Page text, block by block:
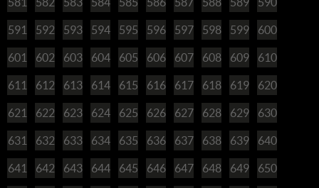
591 592 593 594 595 596 597 598 599 600
601 602 603 604 605 606 607 608 609 610
611 612 613 614 615 616 617 618 619 620
621 622 623 624 625 626 627 628 629 630
631 632 633 634 635 636 637 638 639 640
641 642 643 644 645 646 647 648 649 650